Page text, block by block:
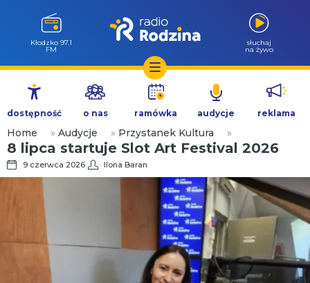
Przejdź
treści
Kłodzko 97.1
FM
słuchaj
na żywo
dostępność o nas ramówka audycje reklama
Home » Audycje » Przystanek Kultura »
8 lipca startuje Slot Art Festival 2026
9 czerwca 2026 Ilona Baran